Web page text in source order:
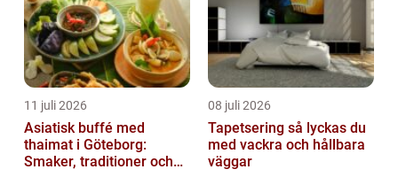
11 juli 2026
Asiatisk buffé med
thaimat i Göteborg:
Smaker, traditioner och
08 juli 2026
Tapetsering så lyckas du
med vackra och hållbara
väggar